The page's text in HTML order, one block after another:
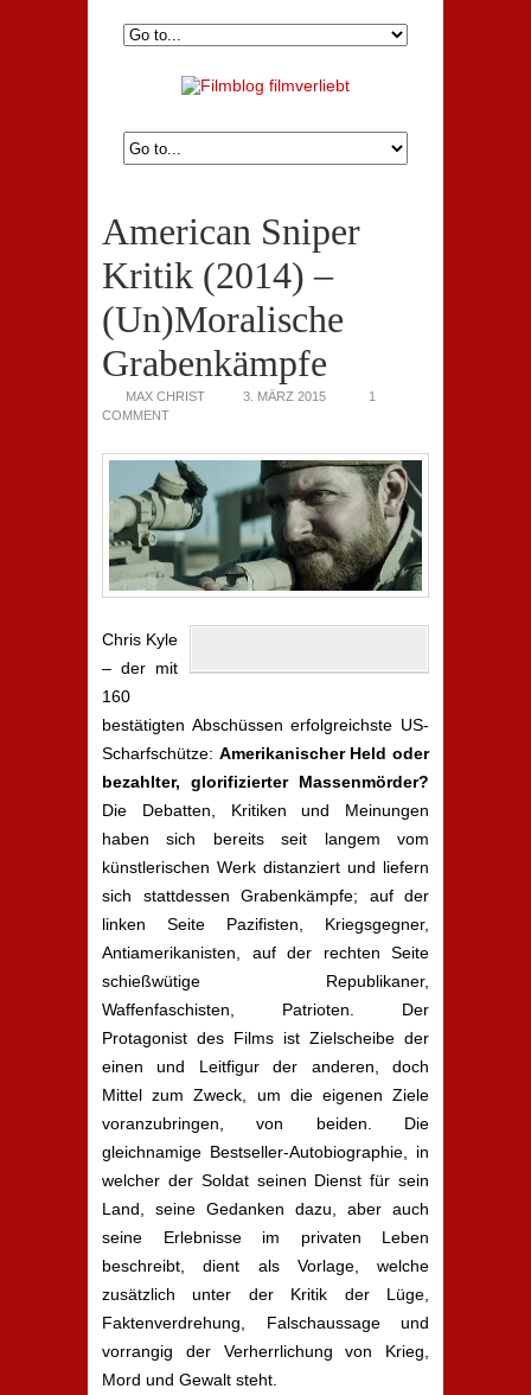
American Sniper
Kritik (2014) –
(Un)Moralische
Grabenkämpfe
MAX CHRIST 3. MÄRZ 2015
1
COMMENT
Chris Kyle
– der mit
160
bestätigten Abschüssen erfolgreichste US-
Scharfschütze: Amerikanischer Held oder
bezahlter, glorifizierter Massenmörder?
Die Debatten, Kritiken und Meinungen
haben sich bereits seit langem vom
künstlerischen Werk distanziert und liefern
sich stattdessen Grabenkämpfe; auf der
linken Seite Pazifisten, Kriegsgegner,
Antiamerikanisten, auf der rechten Seite
schießwütige Republikaner,
Waffenfaschisten, Patrioten. Der
Protagonist des Films ist Zielscheibe der
einen und Leitfigur der anderen, doch
Mittel zum Zweck, um die eigenen Ziele
voranzubringen, von beiden. Die
gleichnamige Bestseller-Autobiographie, in
welcher der Soldat seinen Dienst für sein
Land, seine Gedanken dazu, aber auch
seine Erlebnisse im privaten Leben
beschreibt, dient als Vorlage, welche
zusätzlich unter der Kritik der Lüge,
Faktenverdrehung, Falschaussage und
vorrangig der Verherrlichung von Krieg,
Mord und Gewalt steht.